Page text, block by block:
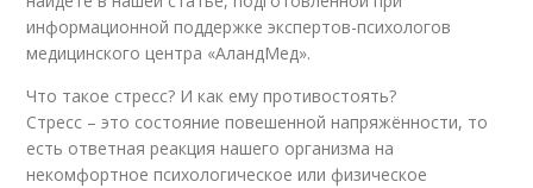
информационной поддержке экспертов-психологов
медицинского центра «АландМед».
Что такое стресс? И как ему противостоять?
Стресс – это состояние повешенной напряжённости, то
есть ответная реакция нашего организма на
некомфортное психологическое или физическое